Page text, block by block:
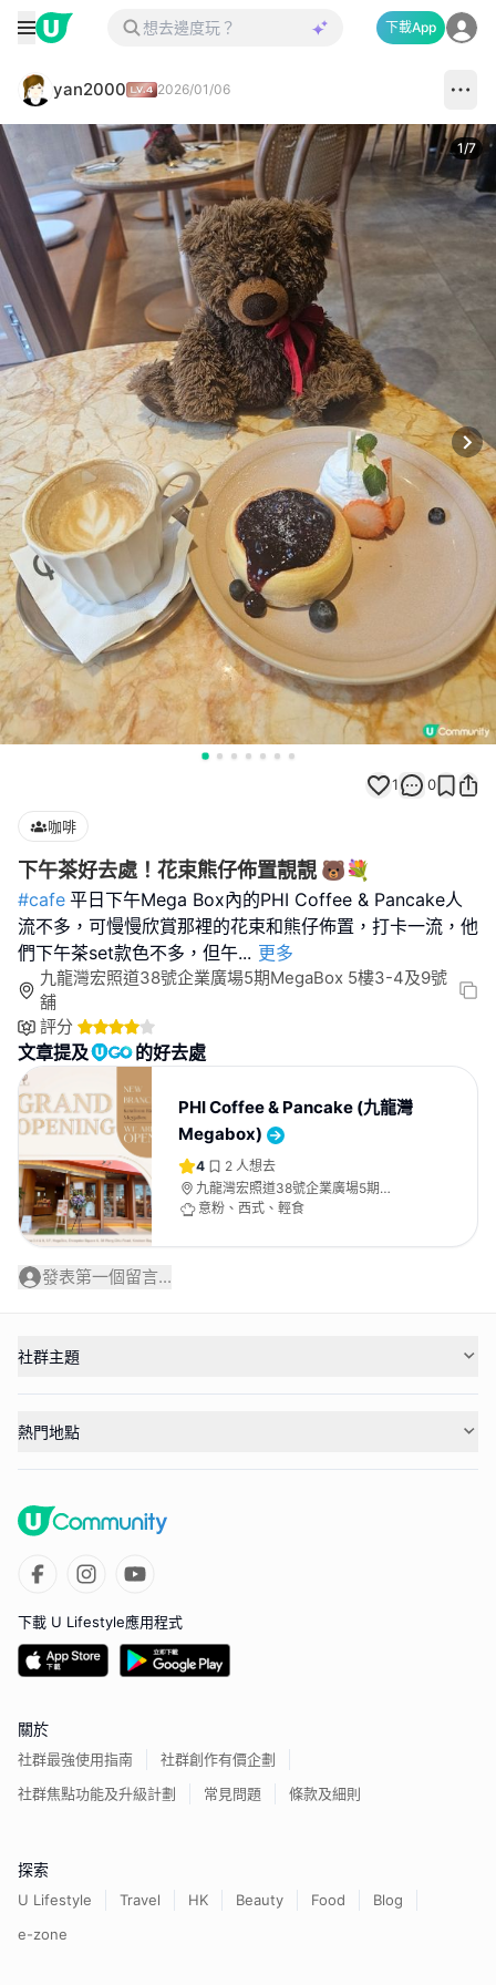
下載App
yan2000 2026/01/06
1/7
1 0
咖啡
下午茶好去處！花束熊仔佈置靚靚 🐻💐
#cafe 平日下午Mega Box內的PHI Coffee & Pancake人
流不多，可慢慢欣賞那裡的花束和熊仔佈置，打卡一流，他
們下午茶set款色不多，但午... 更多
九龍灣宏照道38號企業廣場5期MegaBox 5樓3-4及9號
舖
評分
文章提及 的好去處
PHI Coffee & Pancake (九龍灣
Megabox)
4 2 人想去
九龍灣宏照道38號企業廣場5期
MegaBox 5樓3-4及9號舖
意粉、西式、輕食
發表第一個留言...
社群主題
熱門地點
下載 U Lifestyle應用程式
關於
社群最強使用指南
社群創作有價企劃
社群焦點功能及升級計劃
常見問題 條款及細則
探索
U Lifestyle Travel HK Beauty Food
Blog
e-zone